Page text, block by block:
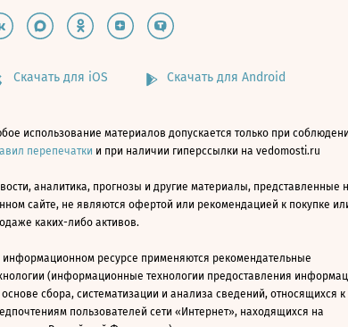
Скачать для iOS Скачать для Android
использование материалов допускается только при
перепечатки и при наличии гиперссылки на vedomosti.ru
аналитика, прогнозы и другие материалы, представленные
сайте, не являются офертой или рекомендацией к покупке
каких-либо активов.
информационном ресурсе применяются рекомендательные
(информационные технологии предоставления
основе сбора, систематизации и анализа сведений, относящихся к
пользователей сети «Интернет», находящихся на